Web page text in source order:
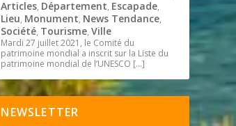
Articles, Département, Escapade,
Lieu, Monument, News Tendance,
Société, Tourisme,Ville
Mardi 27 juillet 2021, le Comité du
patrimoine mondial a inscrit sur la Liste du
patrimoine mondial de l’UNESCO […]
NEWSLETTER